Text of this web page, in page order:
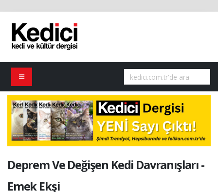
Deprem Ve Değişen Kedi Davranışları -
Emek Ekşi